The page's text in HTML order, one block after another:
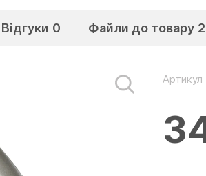
Відгуки 0 Файли до товару 2